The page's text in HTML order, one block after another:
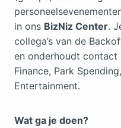
in ons BizNiz Center.
collega’s van de
en onderhoudt contact
Finance, Park
Entertainment.
Wat ga je doen?